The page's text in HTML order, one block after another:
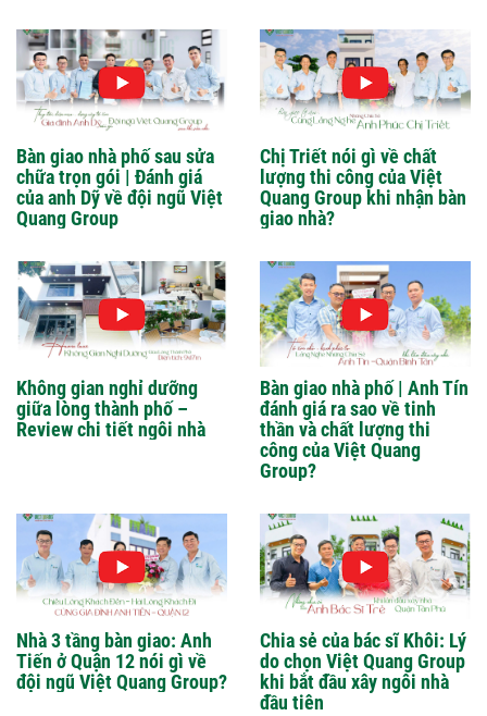
Bàn giao nhà phố sau sửa
chữa trọn gói | Đánh giá
của anh Dỹ về đội ngũ Việt
Quang Group
Chị Triết nói gì về chất
lượng thi công của Việt
Quang Group khi nhận bàn
giao nhà?
Không gian nghỉ dưỡng
giữa lòng thành phố –
Review chi tiết ngôi nhà
Bàn giao nhà phố | Anh Tín
đánh giá ra sao về tinh
thần và chất lượng thi
công của Việt Quang
Group?
Nhà 3 tầng bàn giao: Anh
Tiến ở Quận 12 nói gì về
đội ngũ Việt Quang Group?
Chia sẻ của bác sĩ Khôi: Lý
do chọn Việt Quang Group
khi bắt đầu xây ngôi nhà
đầu tiên